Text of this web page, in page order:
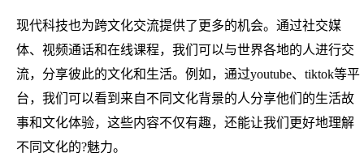
现代科技也为跨文化交流提供了更多的机会。通过社交媒
体、视频通话和在线课程，我们可以与世界各地的人进行交
流，分享彼此的文化和生活。例如，通过youtube、tiktok等平
台，我们可以看到来自不同文化背景的人分享他们的生活故
事和文化体验，这些内容不仅有趣，还能让我们更好地理解
不同文化的?魅力。